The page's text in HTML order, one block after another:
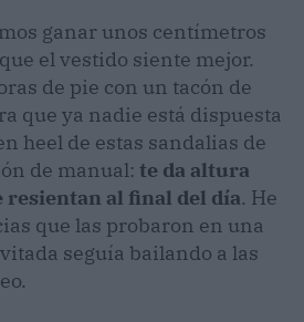
ganar unos centímetros
el vestido siente mejor.
de pie con un tacón de
que ya nadie está dispuesta
heel de estas sandalias de
de manual: te da altura
resientan al final del día. He
que las probaron en una
seguía bailando a las